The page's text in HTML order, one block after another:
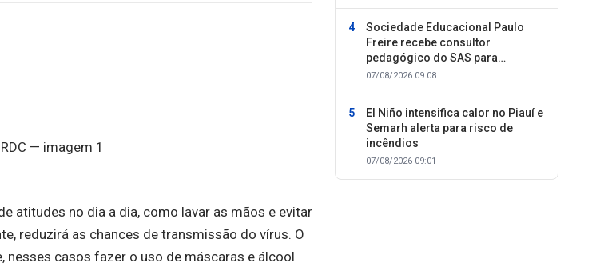
atitudes no dia a dia, como lavar as mãos e evitar
reduzirá as chances de transmissão do vírus. O
nesses casos fazer o uso de máscaras e álcool
Sociedade Educacional Paulo
Freire recebe consultor
pedagógico do SAS para
planejamento do segundo
07/08/2026 09:08
El Niño intensifica calor no Piauí e
Semarh alerta para risco de
incêndios
07/08/2026 09:01